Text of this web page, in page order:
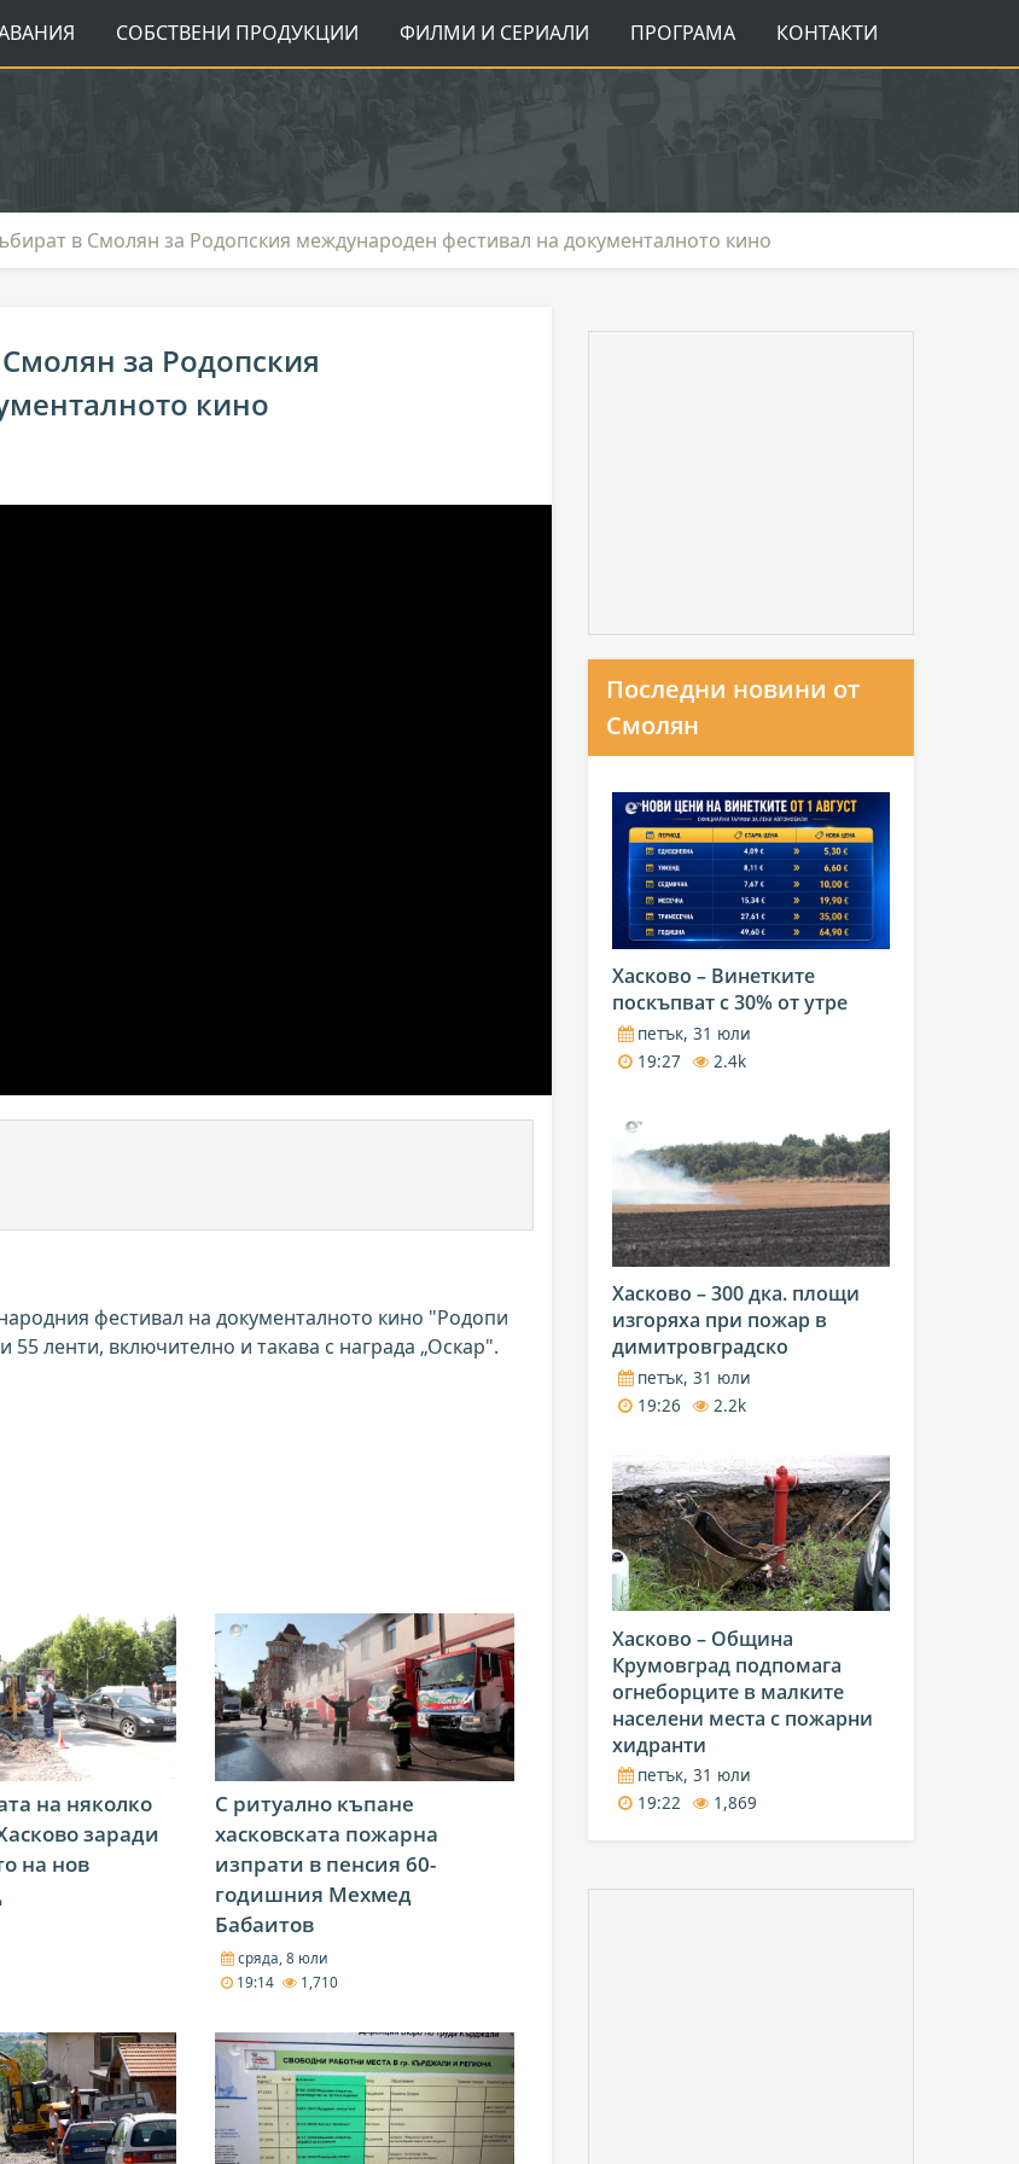
СОБСТВЕНИ ПРОДУКЦИИ ФИЛМИ И СЕРИАЛИ ПРОГРАМА КОНТАКТИ
в Смолян за Родопския международен фестивал на документалното кино
за Родопския
кино
фестивал на документалното кино "Родопи
ленти, включително и такава с награда „Оскар".
на няколко
заради
на нов
С ритуално къпане
хасковската пожарна
изпрати в пенсия 60-
годишния Мехмед
Бабаитов
сряда, 8 юли
19:14
1,710
Последни новини от
Смолян
Хасково – Винетките
поскъпват с 30% от утре
петък, 31 юли
19:27
2.4k
Хасково – 300 дка. площи
изгоряха при пожар в
димитровградско
петък, 31 юли
19:26
2.2k
Хасково – Община
Крумовград подпомага
огнеборците в малките
населени места с пожарни
хидранти
петък, 31 юли
19:22
1,869